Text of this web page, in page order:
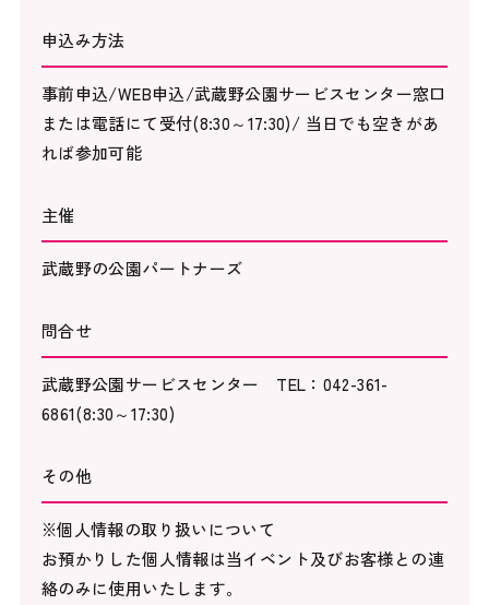
申込み方法
事前申込/WEB申込/武蔵野公園サービスセンター窓口
または電話にて受付(8:30～17:30)/ 当日でも空きがあ
れば参加可能
主催
武蔵野の公園パートナーズ
問合せ
武蔵野公園サービスセンター TEL：042-361-
6861(8:30～17:30)
その他
※個人情報の取り扱いについて
お預かりした個人情報は当イベント及びお客様との連
絡のみに使用いたします。